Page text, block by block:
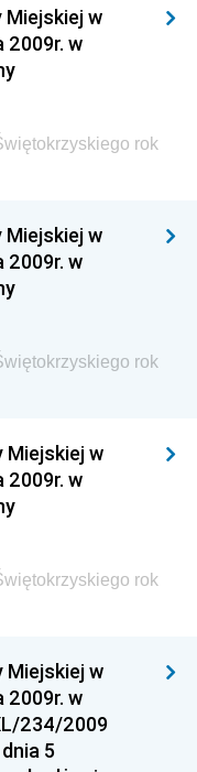
i Przemysłu
i Rozwoju
Ochrony
Ochrony
i
L
i
Pracy i Polityki
i
Miejskiej w
2009r. w
rok
Miejskiej w
2009r. w
rok
Miejskiej w
2009r. w
rok
Miejskiej w
2009r. w
234/2009
5